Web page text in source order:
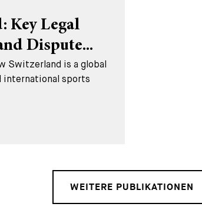
Key Legal
Dispute...
Switzerland is a global
international sports
WEITERE PUBLIKATIONEN